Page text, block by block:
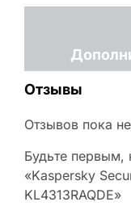
Отзывы
Отзывов пока
Будьте первым,
«Kaspersky
KL4313RAQDE»